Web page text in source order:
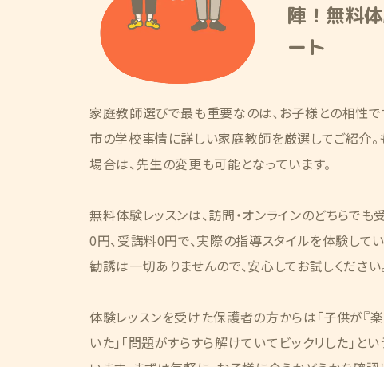
陣！無料
ート
家庭教師選びで最も重要なのは、お子様との相性で
市の学校事情に詳しい家庭教師を厳選してご紹介
場合は、先生の変更も可能となっています。
無料体験レッスンは、訪問・オンラインのどちらでも
0円、受講料0円で、実際の指導スタイルを体験して
勧誘は一切ありませんので、安心してお試しください
体験レッスンを受けた保護者の方からは「子供が『楽
いた」「問題がすらすら解けていてビックリした」と